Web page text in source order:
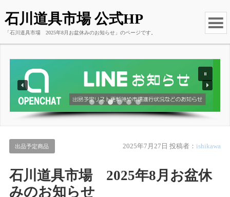
石川道具市場 公式HP
「石川道具市場 2025年8月お盆休みのお知らせ」のページです。
出品予定商品 2025年7月27日 投稿者：ishikawa
石川道具市場 2025年8月お盆休
みのお知らせ